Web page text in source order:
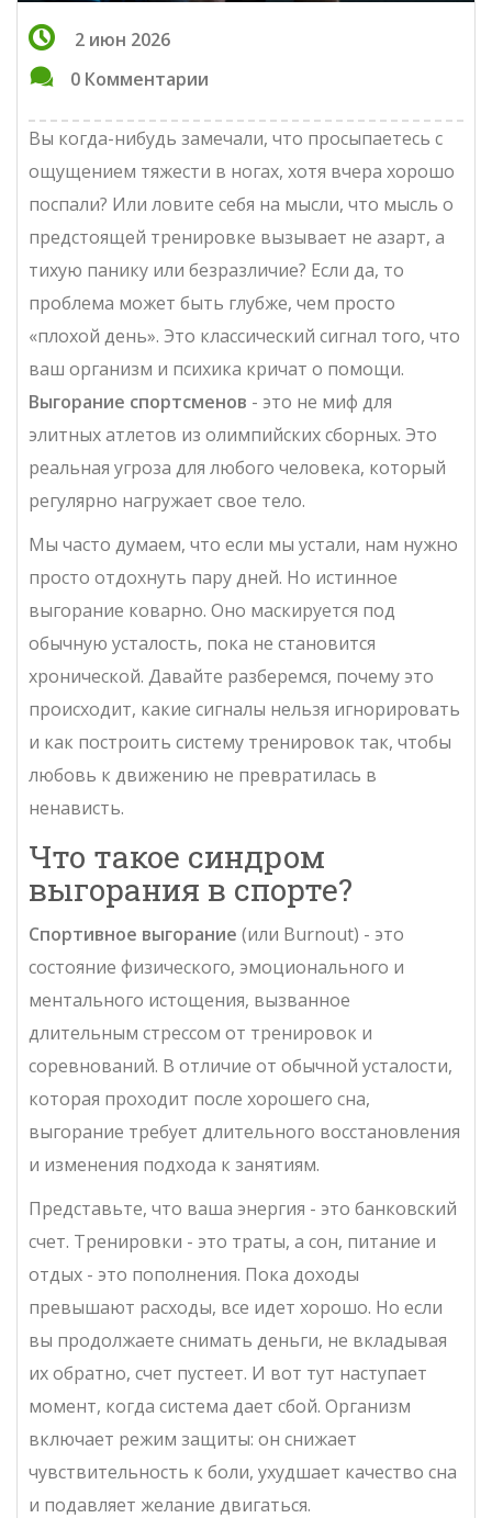
2 июн 2026
0 Комментарии
Вы когда-нибудь замечали, что просыпаетесь с
ощущением тяжести в ногах, хотя вчера хорошо
поспали? Или ловите себя на мысли, что мысль о
предстоящей тренировке вызывает не азарт, а
тихую панику или безразличие? Если да, то
проблема может быть глубже, чем просто
«плохой день». Это классический сигнал того, что
ваш организм и психика кричат о помощи.
Выгорание спортсменов - это не миф для
элитных атлетов из олимпийских сборных. Это
реальная угроза для любого человека, который
регулярно нагружает свое тело.
Мы часто думаем, что если мы устали, нам нужно
просто отдохнуть пару дней. Но истинное
выгорание коварно. Оно маскируется под
обычную усталость, пока не становится
хронической. Давайте разберемся, почему это
происходит, какие сигналы нельзя игнорировать
и как построить систему тренировок так, чтобы
любовь к движению не превратилась в
ненависть.
Что такое синдром
выгорания в спорте?
Спортивное выгорание (или Burnout) - это
состояние физического, эмоционального и
ментального истощения, вызванное
длительным стрессом от тренировок и
соревнований. В отличие от обычной усталости,
которая проходит после хорошего сна,
выгорание требует длительного восстановления
и изменения подхода к занятиям.
Представьте, что ваша энергия - это банковский
счет. Тренировки - это траты, а сон, питание и
отдых - это пополнения. Пока доходы
превышают расходы, все идет хорошо. Но если
вы продолжаете снимать деньги, не вкладывая
их обратно, счет пустеет. И вот тут наступает
момент, когда система дает сбой. Организм
включает режим защиты: он снижает
чувствительность к боли, ухудшает качество сна
и подавляет желание двигаться.